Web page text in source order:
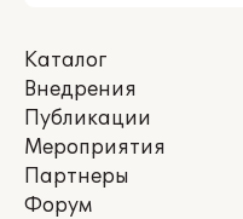
Каталог
Внедрения
Публикации
Мероприятия
Партнеры
Форум